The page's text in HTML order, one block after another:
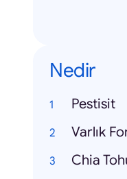
Nedir
Pestisit
Varlık
Chia